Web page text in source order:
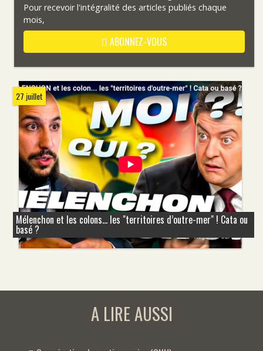
Pour recevoir l'intégralité des articles publiés chaque
mois,
ABONNEZ-VOUS
27 juillet
Mélenchon et les colons... les "territoires d’outre-mer" ! Cata ou
basé ?
A LIRE AUSSI